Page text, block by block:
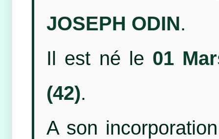
JOSEPH ODIN.
Il est né le 01
(42).
A son